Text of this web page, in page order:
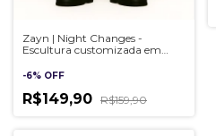
Zayn | Night Changes -
Escultura customizada em
-6% OFF
R$149,90 R$159,90